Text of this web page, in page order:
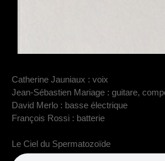
Catherine Jauniaux : voix
Jean-Sébastien Mariage : guitare,
David Merlo : basse électrique
François Rossi : batterie
Le Ciel du Spermatozoïde